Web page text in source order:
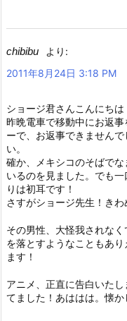
chibibu
より:
2011年8月24日 3:18 PM
ショージ君さんこんにちは
昨晩電車で移動中にお返
ーで、お返事できません
い。
確か、メキシコのそばで
いるのを見ました。でも
りは初耳です！
さすがショージ先生！きわ
その男性、大怪我されな
を落とすようなこともあ
ます！
アニメ、正直に告白いた
てました！あははは。懐か